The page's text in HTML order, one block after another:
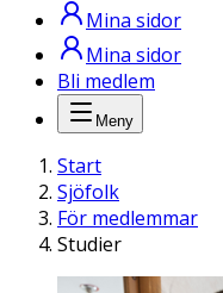
Mina sidor
Mina sidor
Bli medlem
Meny
Start
Sjöfolk
För medlemmar
Studier